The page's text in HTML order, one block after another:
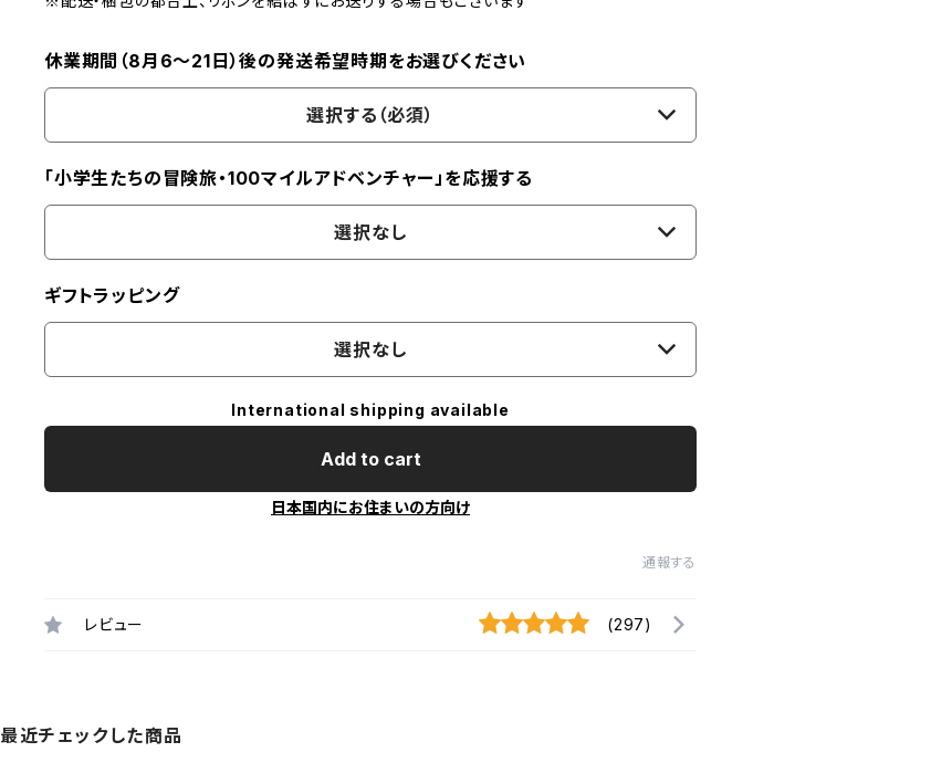
休業期間（8月6〜21日）後の発送希望時期をお選びください
選択する（必須）
「小学生たちの冒険旅・100マイルアドベンチャー」を応援する
選択なし
ギフトラッピング
選択なし
International shipping available
Add to cart
日本国内にお住まいの方向け
通報する
レビュー (297)
最近チェックした商品